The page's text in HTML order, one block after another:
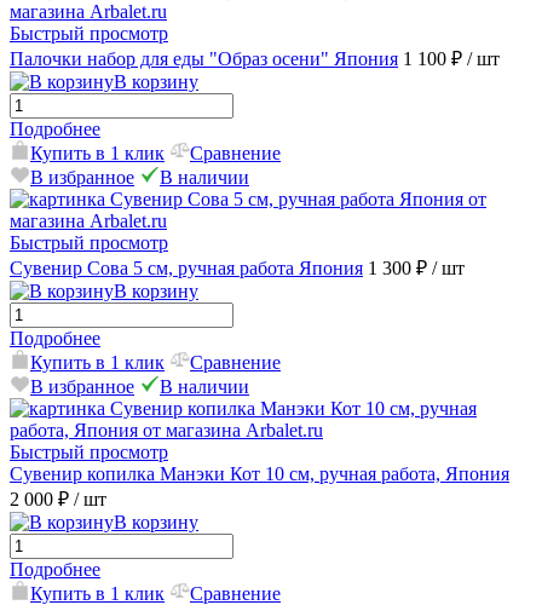
Быстрый просмотр
Палочки набор для еды "Образ осени" Япония 1 100 ₽ / шт
В корзину
Подробнее
Купить в 1 клик
Сравнение
В избранное
В наличии
Быстрый просмотр
Сувенир Сова 5 см, ручная работа Япония 1 300 ₽ / шт
В корзину
Подробнее
Купить в 1 клик
Сравнение
В избранное
В наличии
Быстрый просмотр
Сувенир копилка Манэки Кот 10 см, ручная работа, Япония
2 000 ₽ / шт
В корзину
Подробнее
Купить в 1 клик
Сравнение